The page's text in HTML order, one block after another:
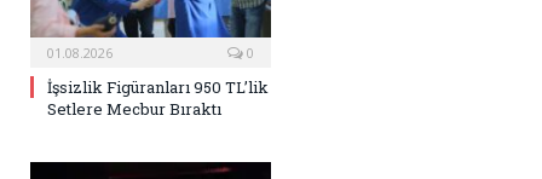
01.08.2026 0
İşsizlik Figüranları 950 TL’lik
Setlere Mecbur Bıraktı